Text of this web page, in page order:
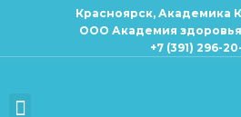
Красноярск, Академика
ООО Академия
+7 (391) 296-